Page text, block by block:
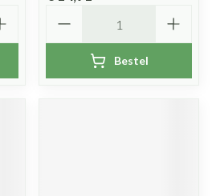
Bestel